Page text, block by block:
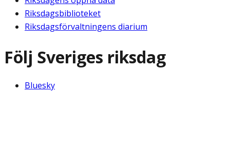
Riksdagsbiblioteket
Riksdagsförvaltningens diarium
Följ Sveriges riksdag
Bluesky